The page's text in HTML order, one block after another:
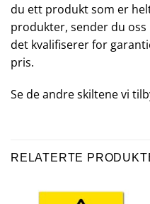
du ett produkt som er
produkter, sender du
det kvalifiserer for
pris.
Se de andre skiltene vi
RELATERTE